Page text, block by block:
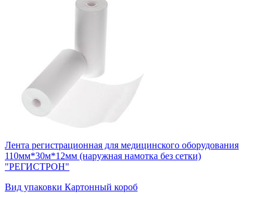
Лента регистрационная для медицинского оборудования
110мм*30м*12мм (наружная намотка без сетки)
"РЕГИСТРОН"
Вид упаковки Картонный короб